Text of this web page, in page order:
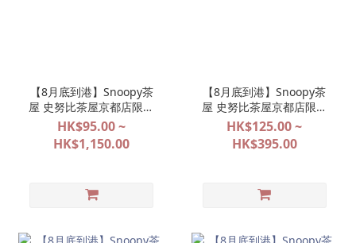
【8月底到港】Snoopy茶
屋 史努比茶屋京都店限定
西陣織系列代購
HK$95.00 ~
HK$1,150.00
【8月底到港】Snoopy茶
屋 史努比茶屋京都店限定
灰色京野菜系列袋款代購
HK$125.00 ~
HK$395.00